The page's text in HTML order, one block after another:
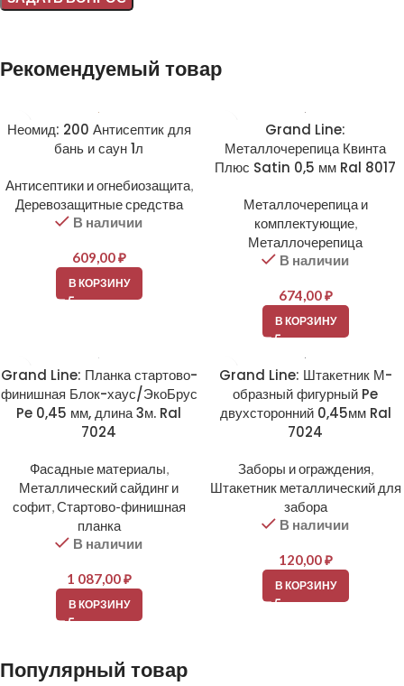
Рекомендуемый товар
Неомид: 200 Антисептик для
бань и саун 1л
Антисептики и огнебиозащита,
Деревозащитные средства
В наличии
609,00₽
В КОРЗИНУ
Grand Line:
Металлочерепица Квинта
Плюс Satin 0,5 мм Ral 8017
Металлочерепица и
комплектующие,
Металлочерепица
В наличии
674,00₽
В КОРЗИНУ
Grand Line: Планка стартово-
финишная Блок-хаус/ЭкоБрус
Pe 0,45 мм, длина 3м. Ral
7024
Фасадные материалы,
Металлический сайдинг и
софит,Стартово-финишная
планка
В наличии
1 087,00₽
В КОРЗИНУ
Grand Line: Штакетник М-
образный фигурный Pe
двухсторонний 0,45мм Ral
7024
Заборы и ограждения,
Штакетник металлический для
забора
В наличии
120,00₽
В КОРЗИНУ
Популярный товар